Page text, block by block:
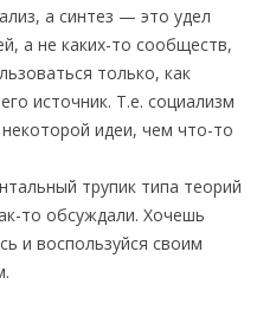
а синтез — это удел
а не каких-то сообществ,
только, как
источник. Т.е. социализм
идеи, чем что-то
трупик типа теорий
то обсуждали. Хочешь
и воспользуйся своим